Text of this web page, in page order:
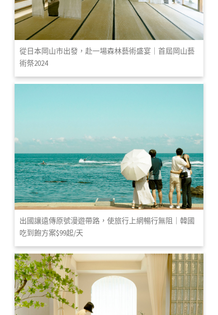
從日本岡山市出發，赴一場森林藝術盛宴｜首屆岡山藝
術祭2024
出國讓遠傳原號漫遊帶路，使旅行上網暢行無阻｜韓國
吃到飽方案$99起/天